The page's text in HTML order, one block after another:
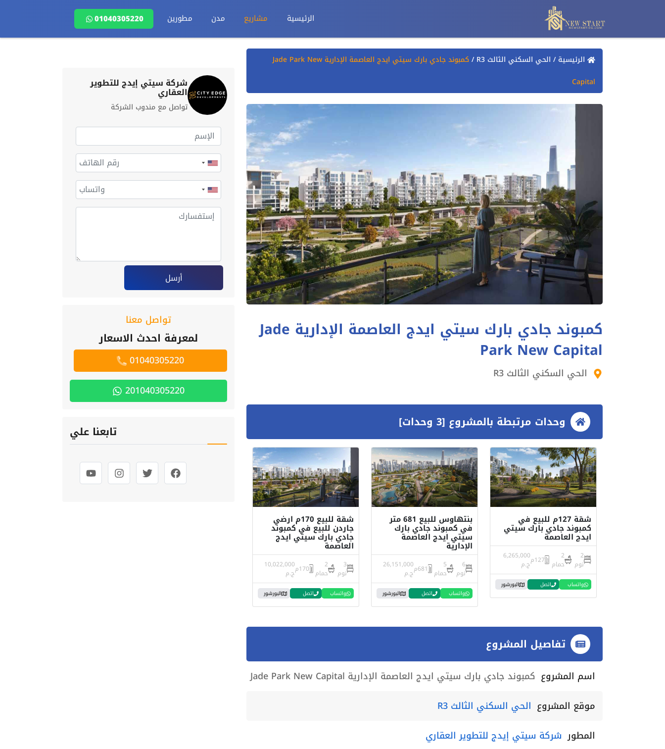
الرئيسية مشاريع مدن مطورين 01040305220
الرئيسية / الحي السكني الثالث R3 /
كمبوند جادي بارك سيتي ايدج العاصمة الإدارية Jade Park New
Capital
كمبوند جادي بارك سيتي ايدج العاصمة الإدارية Jade
Park New Capital
الحي السكني الثالث R3
وحدات مرتبطة بالمشروع [3 وحدات]
شقة 127م للبيع في
كمبوند جادي بارك سيتي
ايدج العاصمة
2
نوم
2
حمام
127م 6,265,000
ج.م
واتساب اتصل البورشور
بنتهاوس للبيع 681 متر
في كمبوند جادي بارك
سيتي ايدج العاصمة
الإدارية
6
نوم
5
حمام
681م 26,151,000
ج.م
واتساب اتصل البورشور
شقة للبيع 170م ارضي
جاردن للبيع في كمبوند
جادي بارك سيتي ايدج
العاصمة
3
نوم
2
حمام
170م 10,022,000
ج.م
واتساب اتصل البورشور
تفاصيل المشروع
اسم المشروع كمبوند جادي بارك سيتي ايدج العاصمة الإدارية Jade Park New Capital
موقع المشروع الحي السكني الثالث R3
المطور شركة سيتي إيدج للتطوير العقاري
شركة سيتي إيدج للتطوير
العقاري
تواصل مع مندوب الشركة
أرسل
تواصل معنا
لمعرفة احدث الاسعار
01040305220
201040305220
تابعنا علي